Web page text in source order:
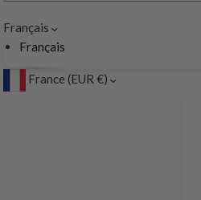
Français
Français
France (EUR €)